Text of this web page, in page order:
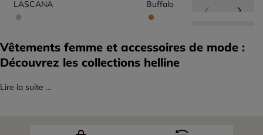
LASCANA Buffalo
Vêtements femme et accessoires de mode :
Découvrez les collections helline
Lire la suite ...